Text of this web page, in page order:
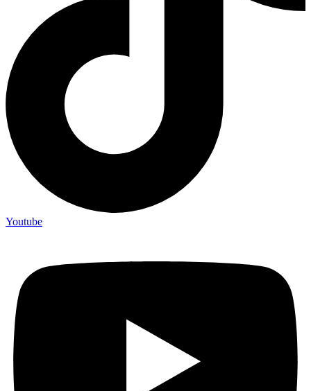
Youtube